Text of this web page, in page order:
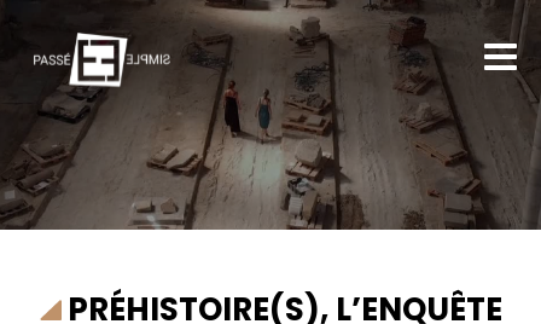
PRÉHISTOIRE(S), L’ENQUÊTE